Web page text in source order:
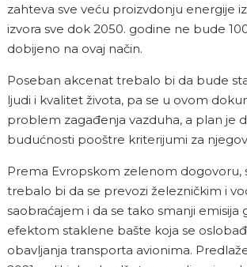
zahteva sve veću proizvdonju energije
izvora sve dok 2050. godine ne bude
dobijeno na ovaj način.
Poseban akcenat trebalo bi da bude
ljudi i kvalitet života, pa se u ovom
problem zagađenja vazduha, a plan je
budućnosti pooštre kriterijumi za
Prema Evropskom zelenom dogovoru,
trebalo bi da se prevozi železničkim i
saobraćajem i da se tako smanji emisija
efektom staklene bašte koja se
obavljanja transporta avionima.